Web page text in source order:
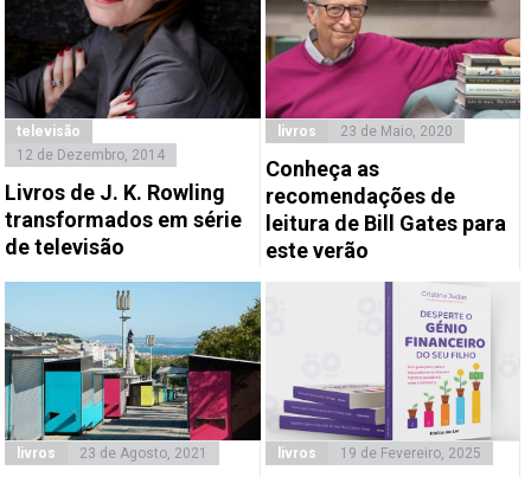
televisão
12 de Dezembro, 2014
Livros de J. K. Rowling
transformados em série
de televisão
livros 23 de Maio, 2020
Conheça as
recomendações de
leitura de Bill Gates para
este verão
livros 23 de Agosto, 2021 livros 19 de Fevereiro, 2025